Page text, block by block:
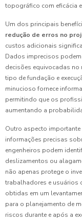
topográfico com eficácia
Um dos principais
redução de erros no
custos adicionais
Dados imprecisos
decisões equivocadas no
tipo de fundação e
minucioso fornece
permitindo que os
aumentando a
Outro aspecto importante
informações precisas
engenheiros podem
deslizamentos ou
não apenas protege o
trabalhadores e usuários
obtidas em um
para o planejamento de
riscos durante e após a